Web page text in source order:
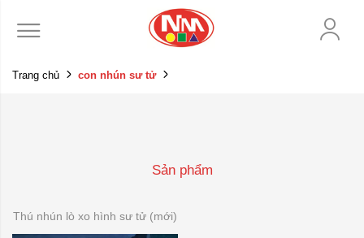
Trang chủ con nhún sư tử
Sản phẩm
Thú nhún lò xo hình sư tử (mới)